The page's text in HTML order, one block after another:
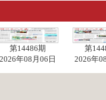
第14486期
2026年08月06日
第
2026年